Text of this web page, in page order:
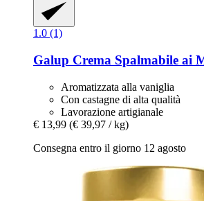
1.0 (1)
Galup Crema Spalmabile ai
Aromatizzata alla vaniglia
Con castagne di alta qualità
Lavorazione artigianale
€ 13,99 (€ 39,97 / kg)
Consegna entro il giorno 12 agosto